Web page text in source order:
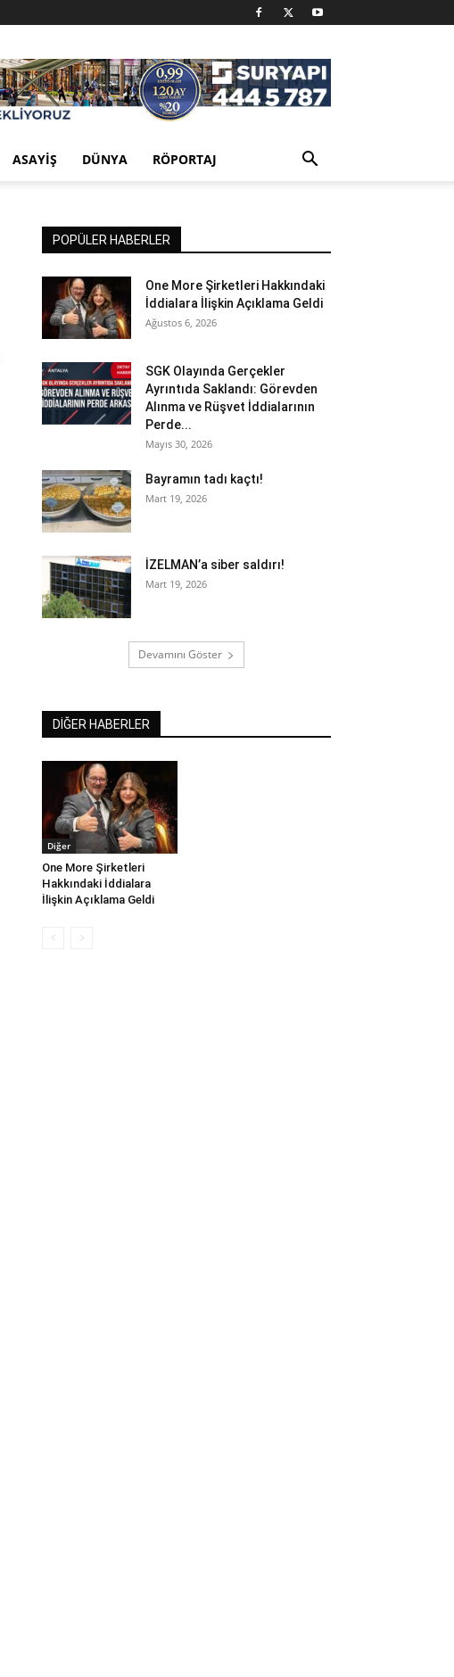
ASAYIŞ DÜNYA RÖPORTAJ
POPÜLER HABERLER
One More Şirketleri Hakkındaki
İddialara İlişkin Açıklama Geldi
Ağustos 6, 2026
SGK Olayında Gerçekler
Ayrıntıda Saklandı: Görevden
Alınma ve Rüşvet İddialarının
Perde...
Mayıs 30, 2026
Bayramın tadı kaçtı!
Mart 19, 2026
İZELMAN’a siber saldırı!
Mart 19, 2026
Devamını Göster
DİĞER HABERLER
Diğer
One More Şirketleri
Hakkındaki İddialara
İlişkin Açıklama Geldi